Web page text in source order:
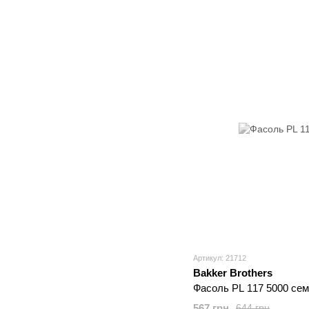
Артикул: 21712
Bakker Brothers
Фасоль PL 117 5000